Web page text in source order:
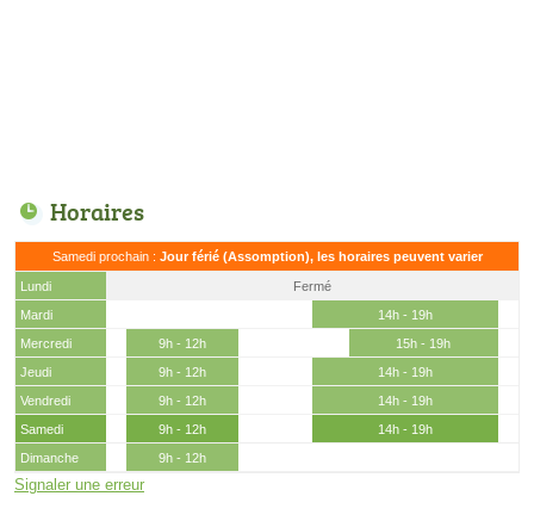
Horaires
Samedi prochain : Jour férié (Assomption), les horaires peuvent varier
Lundi
Fermé
Mardi
14h - 19h
Mercredi
9h - 12h
15h - 19h
Jeudi
9h - 12h
14h - 19h
Vendredi
9h - 12h
14h - 19h
Samedi
9h - 12h
14h - 19h
Dimanche
9h - 12h
Signaler une erreur